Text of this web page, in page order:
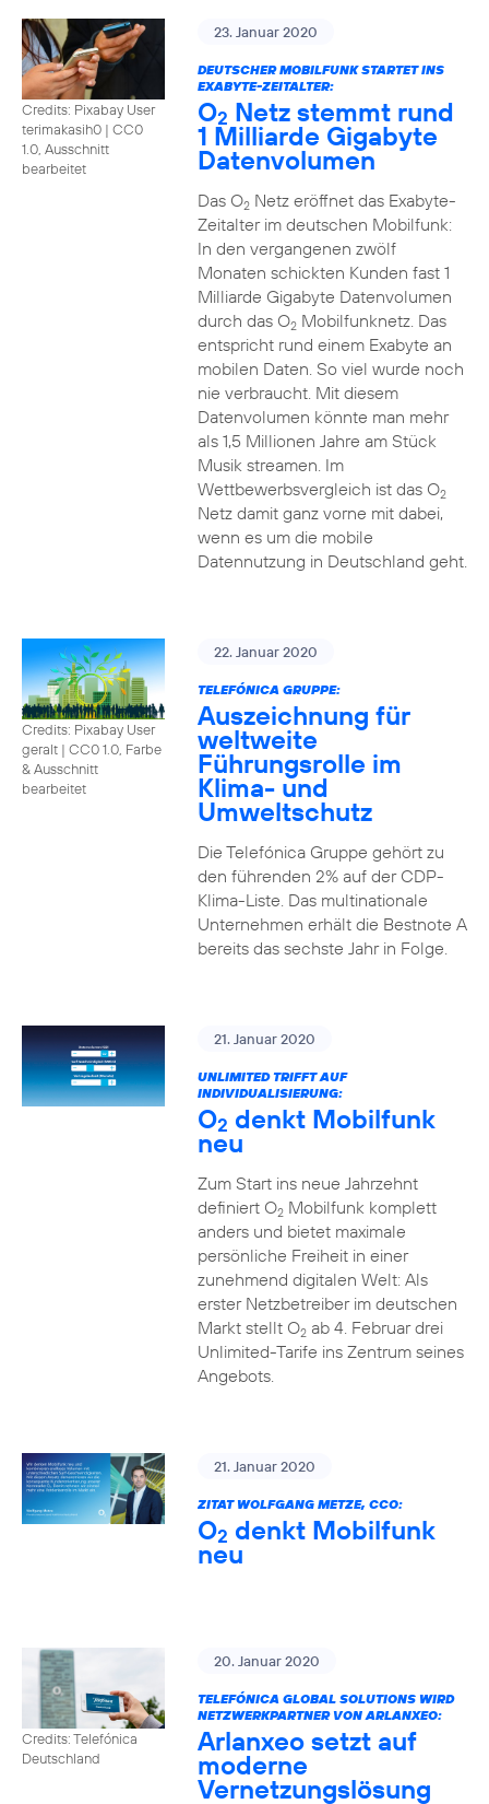
Credits: Pixabay User
terimakasih0 | CC0
1.0, Ausschnitt
bearbeitet
23. Januar 2020
DEUTSCHER MOBILFUNK STARTET INS
EXABYTE-ZEITALTER:
O2 Netz stemmt rund
1 Milliarde Gigabyte
Datenvolumen
Das O2Netz eröffnet das Exabyte-
Zeitalter im deutschen Mobilfunk:
In den vergangenen zwölf
Monaten schickten Kunden fast 1
Milliarde Gigabyte Datenvolumen
durch das O2Mobilfunknetz. Das
entspricht rund einem Exabyte an
mobilen Daten. So viel wurde noch
nie verbraucht. Mit diesem
Datenvolumen könnte man mehr
als 1,5 Millionen Jahre am Stück
Musik streamen. Im
Wettbewerbsvergleich ist das O2
Netz damit ganz vorne mit dabei,
wenn es um die mobile
Datennutzung in Deutschland geht.
Credits: Pixabay User
geralt | CC0 1.0, Farbe
& Ausschnitt
bearbeitet
22. Januar 2020
TELEFÓNICA GRUPPE:
Auszeichnung für
weltweite
Führungsrolle im
Klima- und
Umweltschutz
Die Telefónica Gruppe gehört zu
den führenden 2% auf der CDP-
Klima-Liste. Das multinationale
Unternehmen erhält die Bestnote A
bereits das sechste Jahr in Folge.
21. Januar 2020
UNLIMITED TRIFFT AUF
INDIVIDUALISIERUNG:
O2 denkt Mobilfunk
neu
Zum Start ins neue Jahrzehnt
definiert O2Mobilfunk komplett
anders und bietet maximale
persönliche Freiheit in einer
zunehmend digitalen Welt: Als
erster Netzbetreiber im deutschen
Markt stellt O2ab 4. Februar drei
Unlimited-Tarife ins Zentrum seines
Angebots.
21. Januar 2020
ZITAT WOLFGANG METZE, CCO:
O2 denkt Mobilfunk
neu
Credits: Telefónica
Deutschland
20. Januar 2020
TELEFÓNICA GLOBAL SOLUTIONS WIRD
NETZWERKPARTNER VON ARLANXEO:
Arlanxeo setzt auf
moderne
Vernetzungslösung